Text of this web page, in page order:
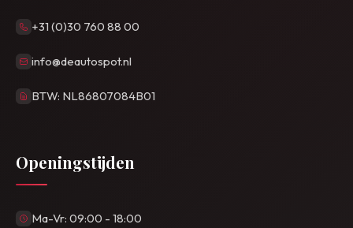
+31 (0)30 760 88 00
info@deautospot.nl
BTW: NL86807084B01
Openingstijden
Ma-Vr: 09:00 - 18:00